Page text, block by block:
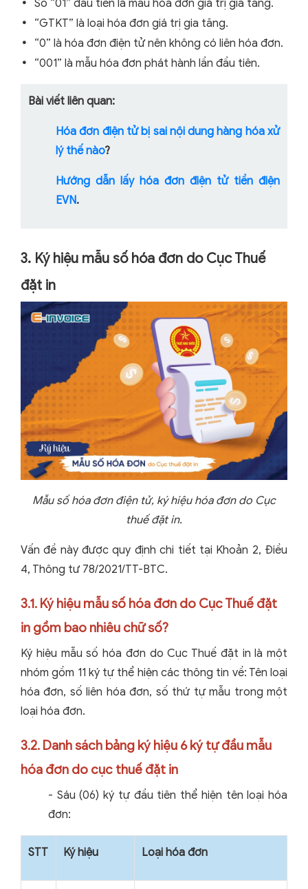
Số “01” đầu tiên là mẫu hóa đơn giá trị gia tăng.
“GTKT” là loại hóa đơn giá trị gia tăng.
“0” là hóa đơn điện tử nên không có liên hóa đơn.
“001” là mẫu hóa đơn phát hành lần đầu tiên.
Bài viết liên quan:
Hóa đơn điện tử bị sai nội dung hàng hóa xử
lý thế nào?
Hướng dẫn lấy hóa đơn điện tử tiền điện
EVN.
3. Ký hiệu mẫu số hóa đơn do Cục Thuế
đặt in
Mẫu số hóa đơn điện tử, ký hiệu hóa đơn do Cục
thuế đặt in.
Vấn đề này được quy định chi tiết tại Khoản 2, Điều
4, Thông tư 78/2021/TT-BTC.
3.1. Ký hiệu mẫu số hóa đơn do Cục Thuế đặt
in gồm bao nhiêu chữ số?
Ký hiệu mẫu số hóa đơn do Cục Thuế đặt in là một
nhóm gồm 11 ký tự thể hiện các thông tin về: Tên loại
hóa đơn, số liên hóa đơn, số thứ tự mẫu trong một
loại hóa đơn.
3.2. Danh sách bảng ký hiệu 6 ký tự đầu mẫu
hóa đơn do cục thuế đặt in
- Sáu (06) ký tự đầu tiên thể hiện tên loại hóa
đơn:
STT Ký hiệu Loại hóa đơn